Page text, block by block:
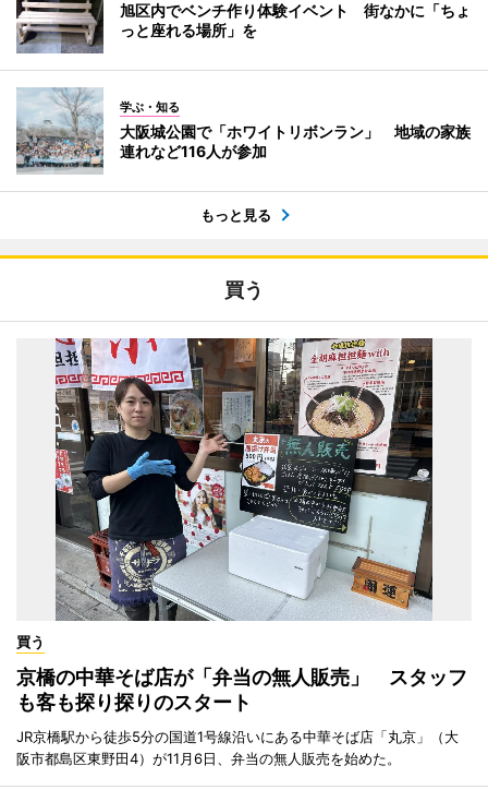
旭区内でベンチ作り体験イベント 街なかに「ちょ
っと座れる場所」を
学ぶ・知る
大阪城公園で「ホワイトリボンラン」 地域の家族
連れなど116人が参加
もっと見る
買う
買う
京橋の中華そば店が「弁当の無人販売」 スタッフ
も客も探り探りのスタート
JR京橋駅から徒歩5分の国道1号線沿いにある中華そば店「丸京」（大
阪市都島区東野田4）が11月6日、弁当の無人販売を始めた。